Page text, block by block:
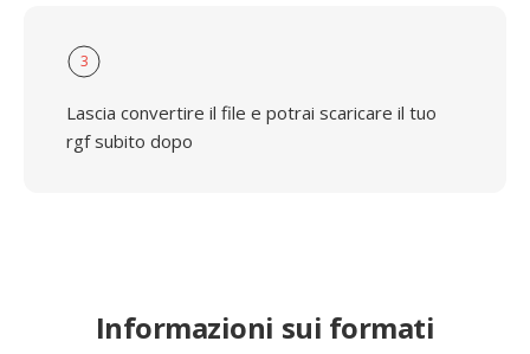
3
Lascia convertire il file e potrai scaricare il tuo
rgf subito dopo
Informazioni sui formati